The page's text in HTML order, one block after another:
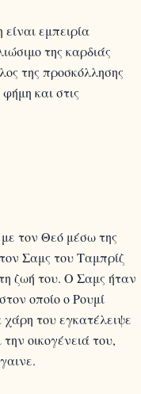
εμπειρία
της καρδιάς
της προσκόλλησης
και στις
τον Θεό μέσω της
Σαμς του Ταμπρίζ
ζωή του. Ο Σαμς ήταν
οποίο ο Ρουμί
του εγκατέλειψε
οικογένειά του,